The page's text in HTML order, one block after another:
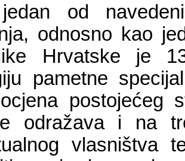
od
odnosno kao
Hrvatske je
pametne
postojećeg
odražava i na
vlasništva